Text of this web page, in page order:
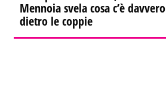
Mennoia svela cosa c’è davvero
dietro le coppie